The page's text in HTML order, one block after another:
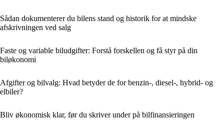
Sådan dokumenterer du bilens stand og historik for at mindske
afskrivningen ved salg
Faste og variable biludgifter: Forstå forskellen og få styr på din
biløkonomi
Afgifter og bilvalg: Hvad betyder de for benzin-, diesel-, hybrid- og
elbiler?
Bliv økonomisk klar, før du skriver under på bilfinansieringen